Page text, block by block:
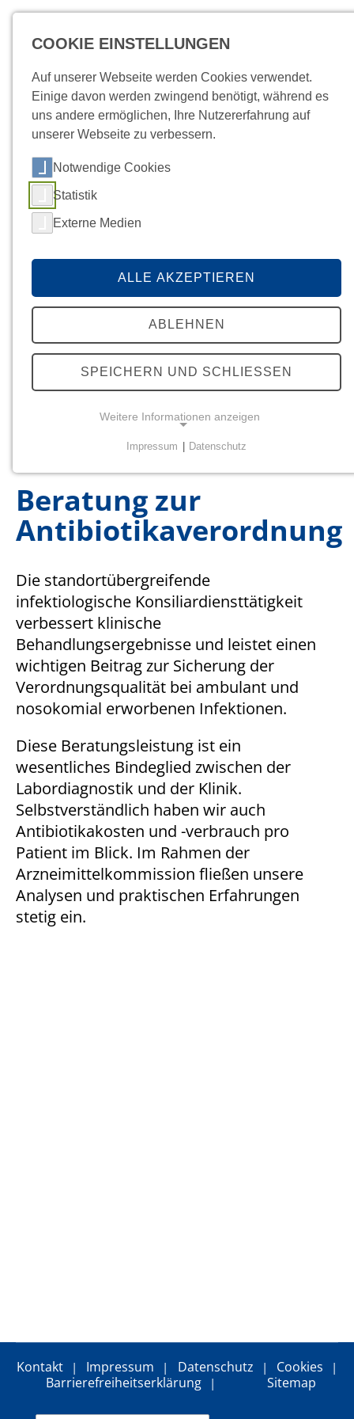
Befunde News
Startseite Infektion/
BERATUNG ZUR ANTIBIOTIKAVERORDNUNG
Weitere Inhalte
Antibiotic Stewardship Programm
Visiten
Beratung zur Antibiotikaverordnung
Antibiotikaleitfaden
Beratung zur
Antibiotikaverordnung
Die standortübergreifende
infektiologische Konsiliardiensttätigkeit
verbessert klinische
Behandlungsergebnisse und leistet einen
wichtigen Beitrag zur Sicherung der
Verordnungsqualität bei ambulant und
nosokomial erworbenen Infektionen.
Diese Beratungsleistung ist ein
wesentliches Bindeglied zwischen der
Labordiagnostik und der Klinik.
Selbstverständlich haben wir auch
Antibiotikakosten und -verbrauch pro
Patient im Blick. Im Rahmen der
Arzneimittelkommission fließen unsere
Analysen und praktischen Erfahrungen
stetig ein.
Kontakt Impressum Datenschutz
Cookies
Barrierefreiheitserklärung
Sitemap
COOKIE EINSTELLUNGEN
Auf unserer Webseite werden Cookies verwendet.
Einige davon werden zwingend benötigt, während es
uns andere ermöglichen, Ihre Nutzererfahrung auf
unserer Webseite zu verbessern.
Notwendige Cookies
Statistik
Externe Medien
ALLE AKZEPTIEREN
ABLEHNEN
SPEICHERN UND SCHLIESSEN
Weitere Informationen anzeigen
Funktionen und sind für die einwandfreie Funktion
der Website erforderlich.
Name:
cookie_consent
Zweck:
Dieser Cookie speichert die ausgewählten
Einverständnis-Optionen des Benutzers
Cookie Laufzeit:
STATISTIK
Statistik Cookies erfassen Informationen anonym.
Diese Informationen helfen uns zu verstehen, wie
unsere Besucher unsere Website nutzen.
Name:
Google Maps
Impressum Datenschutz